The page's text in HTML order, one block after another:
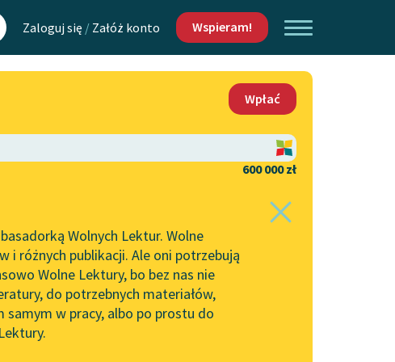
Zaloguj się / Załóż konto Wspieram!
Lektur
Lektur
Kontakt
O projekcie
Zasady wykorzystania
Wolnych Lektur
Logotypy
Materiały promocyjne
Wpłać
600 000 zł
Wolnych Lektur. Wolne
i różnych publikacji. Ale oni potrzebują
Wolne Lektury, bo bez nas nie
do potrzebnych materiałów,
samym w pracy, albo po prostu do